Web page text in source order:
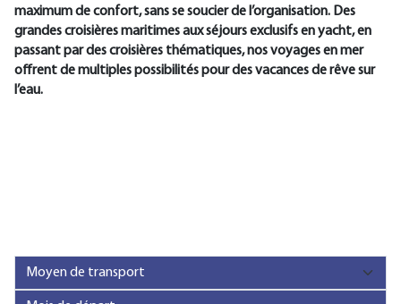
maximum de confort, sans se soucier de l’organisation. Des
grandes croisières maritimes aux séjours exclusifs en yacht, en
passant par des croisières thématiques, nos voyages en mer
offrent de multiples possibilités pour des vacances de rêve sur
l’eau.